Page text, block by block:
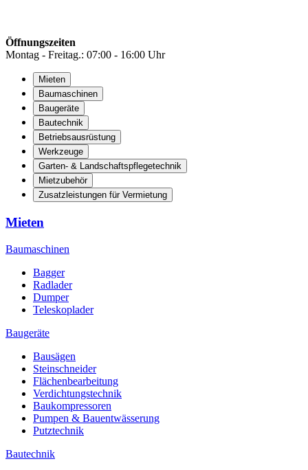
Öffnungszeiten
Montag - Freitag.: 07:00 - 16:00 Uhr
Mieten
Baumaschinen
Baugeräte
Bautechnik
Betriebsausrüstung
Werkzeuge
Garten- & Landschaftspflegetechnik
Mietzubehör
Zusatzleistungen für Vermietung
Mieten
Baumaschinen
Bagger
Radlader
Dumper
Teleskoplader
Baugeräte
Bausägen
Steinschneider
Flächenbearbeitung
Verdichtungstechnik
Baukompressoren
Pumpen & Bauentwässerung
Putztechnik
Bautechnik